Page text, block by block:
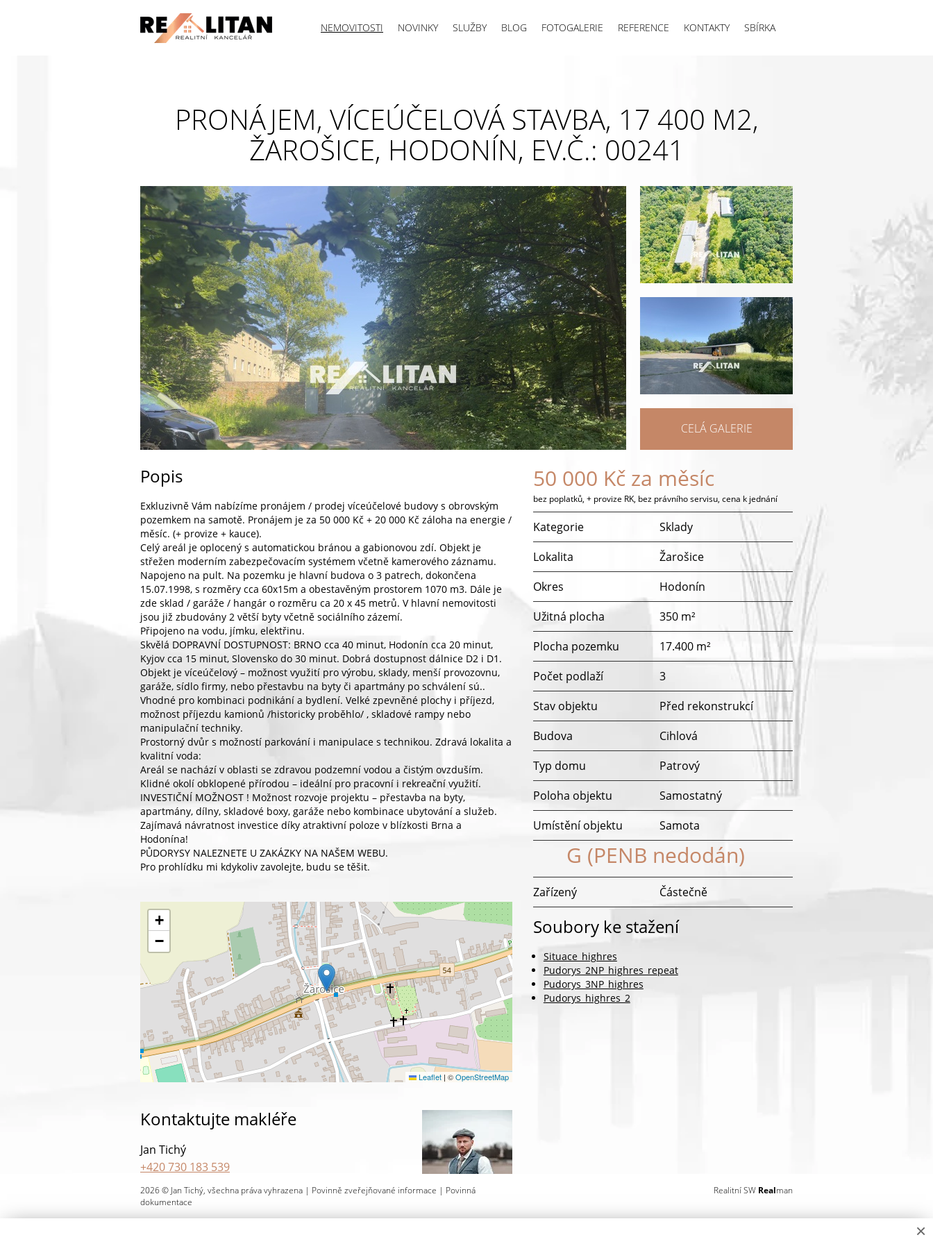
NEMOVITOSTI NOVINKY SLUŽBY BLOG FOTOGALERIE REFERENCE KONTAKTY SBÍRKA
PRONÁJEM, VÍCEÚČELOVÁ STAVBA, 17 400 M2,
ŽAROŠICE, HODONÍN, EV.Č.: 00241
CELÁ GALERIE
Popis
Exkluzivně Vám nabízíme pronájem / prodej víceúčelové budovy s obrovským
pozemkem na samotě. Pronájem je za 50 000 Kč + 20 000 Kč záloha na energie /
měsíc. (+ provize + kauce).
Celý areál je oplocený s automatickou bránou a gabionovou zdí. Objekt je
střežen moderním zabezpečovacím systémem včetně kamerového záznamu.
Napojeno na pult. Na pozemku je hlavní budova o 3 patrech, dokončena
15.07.1998, s rozměry cca 60x15m a obestavěným prostorem 1070 m3. Dále je
zde sklad / garáže / hangár o rozměru ca 20 x 45 metrů. V hlavní nemovitosti
jsou již zbudovány 2 větší byty včetně sociálního zázemí.
Připojeno na vodu, jímku, elektřinu.
Skvělá DOPRAVNÍ DOSTUPNOST: BRNO cca 40 minut, Hodonín cca 20 minut,
Kyjov cca 15 minut, Slovensko do 30 minut. Dobrá dostupnost dálnice D2 i D1.
Objekt je víceúčelový – možnost využití pro výrobu, sklady, menší provozovnu,
garáže, sídlo firmy, nebo přestavbu na byty či apartmány po schválení sú..
Vhodné pro kombinaci podnikání a bydlení. Velké zpevněné plochy i příjezd,
možnost příjezdu kamionů /historicky proběhlo/ , skladové rampy nebo
manipulační techniky.
Prostorný dvůr s možností parkování i manipulace s technikou. Zdravá lokalita a
kvalitní voda:
Areál se nachází v oblasti se zdravou podzemní vodou a čistým ovzduším.
Klidné okolí obklopené přírodou – ideální pro pracovní i rekreační využití.
INVESTIČNÍ MOŽNOST ! Možnost rozvoje projektu – přestavba na byty,
apartmány, dílny, skladové boxy, garáže nebo kombinace ubytování a služeb.
Zajímavá návratnost investice díky atraktivní poloze v blízkosti Brna a
Hodonína!
PŮDORYSY NALEZNETE U ZAKÁZKY NA NAŠEM WEBU.
Pro prohlídku mi kdykoliv zavolejte, budu se těšit.
+
−
Leaflet | ©OpenStreetMap
Kontaktujte makléře
Jan Tichý
+420 730 183 539
jtichy@realitan.cz
IČ: 07843178
50 000 Kč za měsíc
bez poplatků, + provize RK, bez právního servisu, cena k jednání
Kategorie
Sklady
Lokalita
Žarošice
Okres
Hodonín
Užitná plocha
350 m²
Plocha pozemku
17.400 m²
Počet podlaží
3
Stav objektu
Před rekonstrukcí
Budova
Cihlová
Typ domu
Patrový
Poloha objektu
Samostatný
Umístění objektu
Samota
G (PENB nedodán)
Zařízený Částečně
Soubory ke stažení
Situace_highres
Pudorys_2NP_highres_repeat
Pudorys_3NP_highres
Pudorys_highres_2
2026 © Jan Tichý, všechna práva vyhrazena | Povinně zveřejňované informace | Povinná
dokumentace
Realitní SW Realman
×